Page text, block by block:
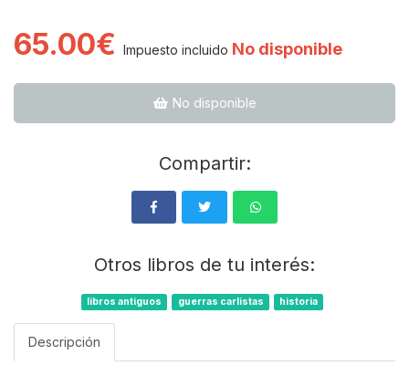
65.00€ Impuesto incluido No disponible
No disponible
Compartir:
Otros libros de tu interés:
libros antiguos guerras carlistas historia
Descripción